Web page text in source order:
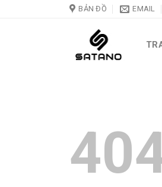
BẢN ĐỒ EMAIL